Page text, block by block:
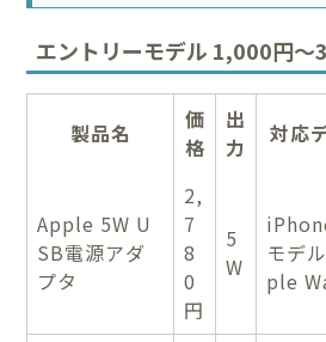
エントリーモデル 1,000円〜
製品名
価
格
出
力
対応
Apple 5W U
SB電源アダ
プタ
2,
7
8
0
円
5
W
モデ
ple